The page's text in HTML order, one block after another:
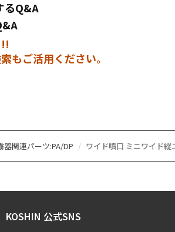
るQ&A
もご活用ください。
器関連パーツ:PA/DP ワイド噴口 ミニワイド
KOSHIN 公式SNS